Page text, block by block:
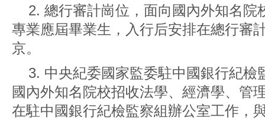
2. 總行審計崗位，面向國內外知名院
專業應屆畢業生，入行后安排在總行審
京。
3. 中央紀委國家監委駐中國銀行紀檢
國內外知名院校招收法學、經濟學、管
在駐中國銀行紀檢監察組辦公室工作，